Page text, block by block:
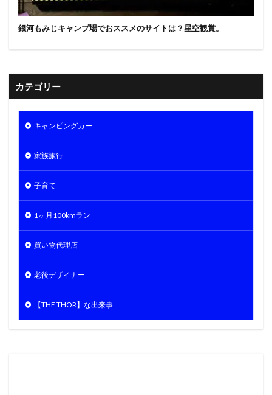
銀河もみじキャンプ場でおススメのサイトは？星空観賞。
カテゴリー
キャンピングカー
家族旅行
子育て
1ヶ月100kmラン
買い物代理店
老後デザイナー
【THE THOR】な出来事